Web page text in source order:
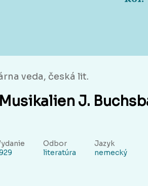
veda, česká lit.
J.
Odbor
literatúra
Jazyk
nemecký